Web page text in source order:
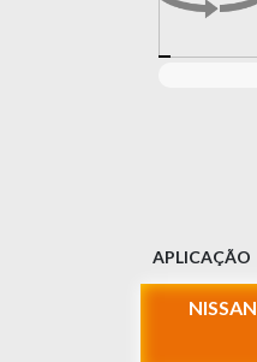
APLICAÇÃO
NISSAN